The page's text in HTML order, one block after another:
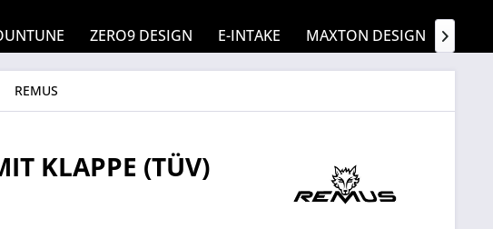
ZERO9 DESIGN E-INTAKE MAXTON DESIGN 
REMUS
KLAPPE (TÜV)